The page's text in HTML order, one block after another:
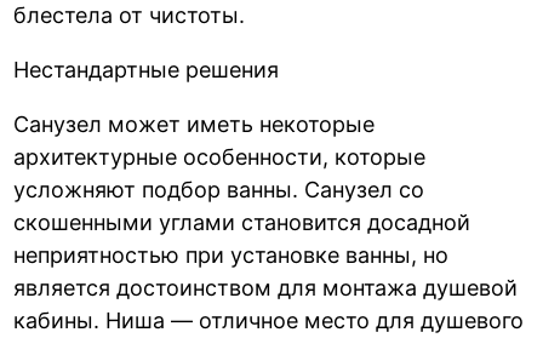
блестела от чистоты.
Нестандартные решения
Санузел может иметь некоторые
архитектурные особенности, которые
усложняют подбор ванны. Санузел со
скошенными углами становится досадной
неприятностью при установке ванны, но
является достоинством для монтажа душевой
кабины. Ниша — отличное место для душевого